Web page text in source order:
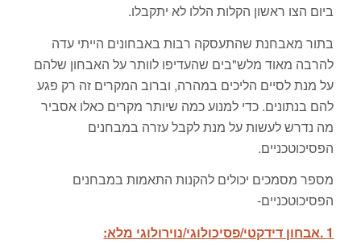
ביום הצו ראשון הקלות הללו לא יתקבלו.
בתור מאבחנת שהתעסקה רבות באבחונים הייתי עדה
להרבה מאוד מלש"בים שהעדיפו לוותר על האבחון שלהם
על מנת לסיים הליכים במהרה, וברוב המקרים זה רק פגע
להם בנתונים. כדי למנוע כמה שיותר מקרים כאלו אסביר
מה נדרש לעשות על מנת לקבל עזרה במבחנים
הפסיכוטכניים.
מספר מסמכים יכולים להקנות התאמות במבחנים
הפסיכוטכניים-
1 .אבחון דידקטי/פסיכולוגי/נוירולוגי מלא: